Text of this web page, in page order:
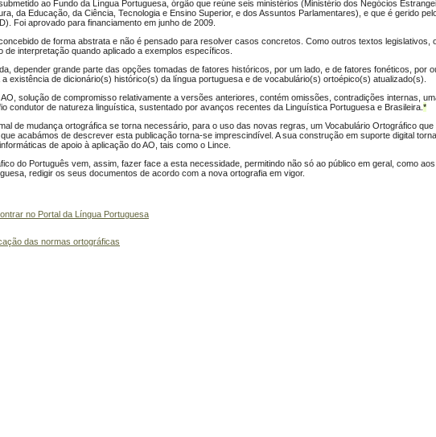
ao Fundo da Língua Portuguesa, órgão que reúne seis ministérios (Ministério dos Negócios
da Educação, da Ciência, Tecnologia e Ensino Superior, e dos Assuntos Parlamentares), e que é gerido
Foi aprovado para financiamento em junho de 2009.
de forma abstrata e não é pensado para resolver casos concretos. Como outros textos legislativos,
de interpretação quando aplicado a exemplos específicos.
depender grande parte das opções tomadas de fatores históricos, por um lado, e de fatores fonéticos, por
existência de dicionário(s) histórico(s) da língua portuguesa e de vocabulário(s) ortoépico(s) atualizado(s).
solução de compromisso relativamente a versões anteriores, contém omissões, contradições internas,
condutor de natureza linguística, sustentado por avanços recentes da Linguística Portuguesa e Brasileira. *
de mudança ortográfica se torna necessário, para o uso das novas regras, um Vocabulário Ortográfico
acabámos de descrever esta publicação torna-se imprescindível. A sua construção em suporte digital
de apoio à aplicação do AO, tais como o Lince.
do Português vem, assim, fazer face a esta necessidade, permitindo não só ao público em geral, como
redigir os seus documentos de acordo com a nova ortografia em vigor.
no Portal da Língua Portuguesa
das normas ortográficas